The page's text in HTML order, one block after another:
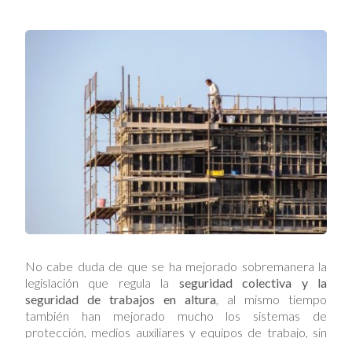
No cabe duda de que se ha mejorado sobremanera la
legislación que regula la seguridad colectiva y la
seguridad de trabajos en altura, al mismo tiempo
también han mejorado mucho los sistemas de
protección, medios auxiliares y equipos de trabajo, sin